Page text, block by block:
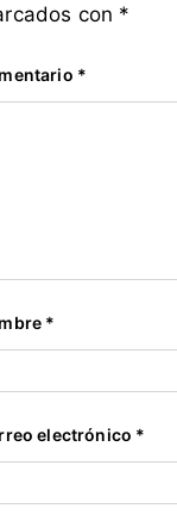
con *
*
*
electrónico *